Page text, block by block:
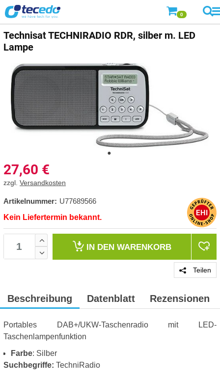
0
Technisat TECHNIRADIO RDR, silber m. LED
Lampe
27,60 €
zzgl. Versandkosten
Artikelnummer: U77689566
Kein Liefertermin bekannt.
IN DEN WARENKORB
Teilen
Beschreibung Datenblatt Rezensionen
Portables DAB+/UKW-Taschenradio mit LED-
Taschenlampenfunktion
Farbe: Silber
Suchbegriffe: TechniRadio